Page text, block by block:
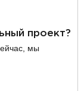
проект?
мы